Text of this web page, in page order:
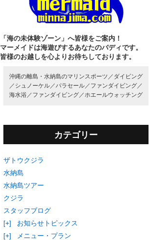
「海の未体験ゾーン」へ皆様をご案内！
マーメイドは海遊びするあなたのバディです。
皆様のお越しを心よりお待ちしております。
沖縄の離島・水納島のマリンスポーツ／ ダイビング
／ シュノーケル／ パラセール／ ファンダイビング／
海水浴／ ファンダイビング／ ホエールウォッチング
カテゴリー
ザトウクジラ
水納島
水納島ツアー
クジラ
スタッフブログ
[+]
お知らせトピックス
[+]
メニュー・プラン